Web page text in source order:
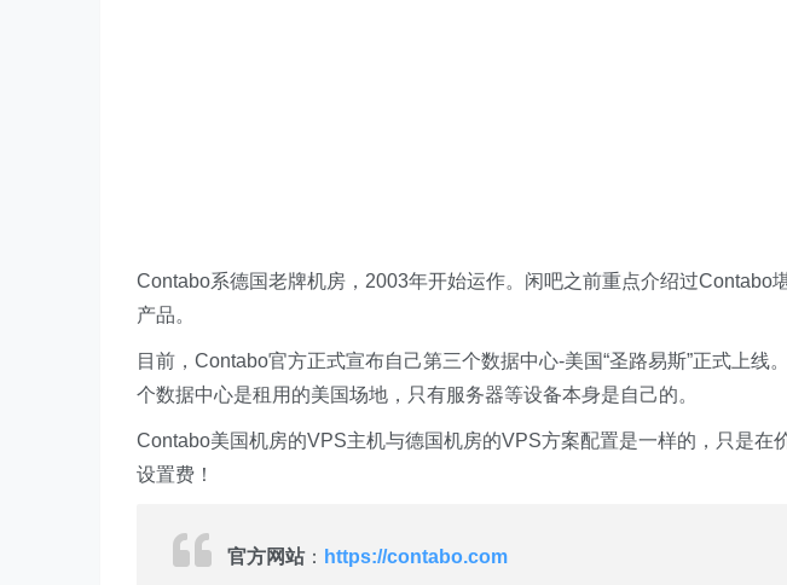
Contabo系德国老牌机房，2003年开始运作。闲吧之前重点介绍过Contabo
产品。
目前，Contabo官方正式宣布自己第三个数据中心-美国“圣路易斯”正式上线
个数据中心是租用的美国场地，只有服务器等设备本身是自己的。
Contabo美国机房的VPS主机与德国机房的VPS方案配置是一样的，只是在
设置费！
官方网站： https://contabo.com